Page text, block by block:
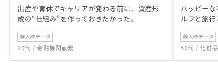
出産や育休でキャリアが変わる前に、資産形
成の“仕組み”を作っておきたかった。
購入時データ
20代 / 金融機関勤務
ハッピー
ルフと旅
購入時データ
50代 / 化粧